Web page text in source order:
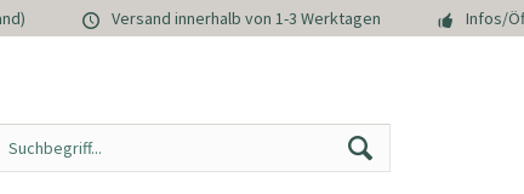
Versand innerhalb von 1-3 Werktagen Infos/